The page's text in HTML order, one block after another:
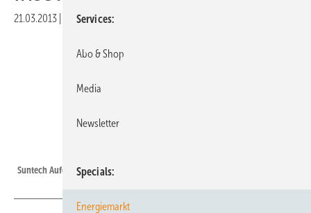
21.03.2013 Druckvorschau
Suntech Aufdachanlage
Services
Abo & Shop
Media
Newsletter
Specials
Energiemarkt